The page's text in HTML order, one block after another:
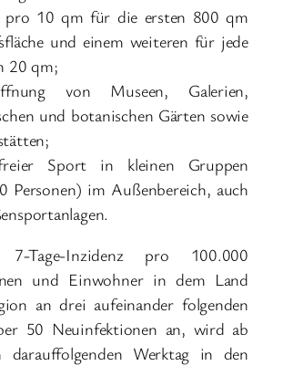
pro 10 qm für die ersten 800 qm
und einem weiteren für jede
20 qm;
von Museen, Galerien,
und botanischen Gärten sowie
Sport in kleinen Gruppen
Personen) im Außenbereich, auch
Tage-Inzidenz pro 100.000
und Einwohner in dem Land
an drei aufeinander folgenden
50 Neuinfektionen an, wird ab
darauffolgenden Werktag in den